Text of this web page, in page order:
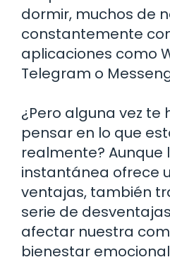
dormir, muchos de
constantemente
aplicaciones como
Telegram o
¿Pero alguna vez te
pensar en lo que
realmente? Aunque
instantánea ofrece
ventajas, también
serie de
afectar nuestra
bienestar